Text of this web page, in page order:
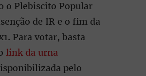
o Plebiscito Popular
de IR e o fim da
Para votar, basta
link da urna
pelo